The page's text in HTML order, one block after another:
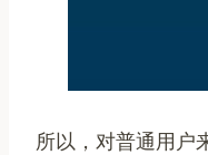
所以，对普通用户